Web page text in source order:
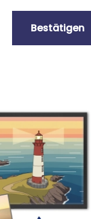
mit Gravur
Bestätigen